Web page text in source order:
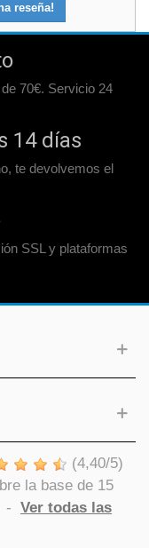
reseña!
70€. Servicio 24
14 días
te devolvemos el
SSL y plataformas
(4,40/5)
la base de 15
- Ver todas las